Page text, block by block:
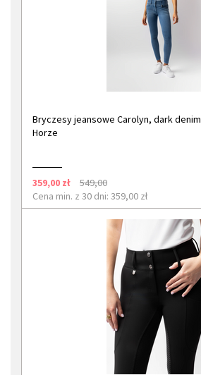
Bryczesy jeansowe Carolyn, dark denim
Horze
359,00 zł
549,00
Cena min. z 30 dni: 359,00 zł